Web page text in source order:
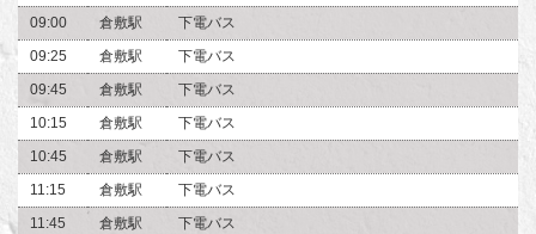
09:00
倉敷駅
下電バス
09:25
倉敷駅
下電バス
09:45
倉敷駅
下電バス
10:15
倉敷駅
下電バス
10:45
倉敷駅
下電バス
11:15
倉敷駅
下電バス
11:45
倉敷駅
下電バス